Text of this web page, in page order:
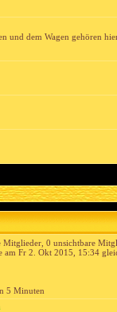
und dem Wagen gehören
Mitglieder, 0 unsichtbare
am Fr 2. Okt 2015, 15:34
5 Minuten